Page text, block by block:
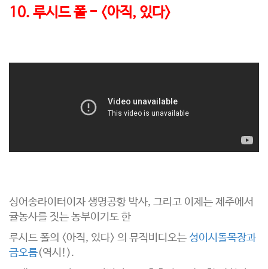
10. 루시드 폴 - <아직, 있다>
싱어송라이터이자 생명공항 박사, 그리고 이제는 제주에서
귤농사를 짓는 농부이기도 한
루시드 폴의 <아직, 있다> 의 뮤직비디오는 성이시돌목장과
금오름(역시!).